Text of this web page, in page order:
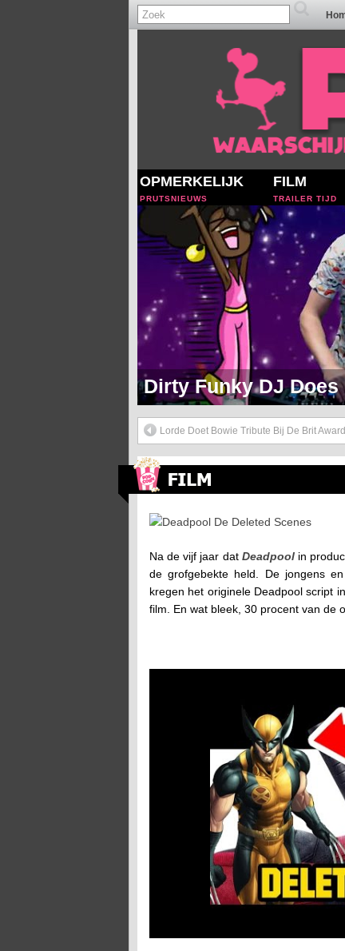
OPMERKELIJK
PRUTSNIEUWS
FILM
TRAILER TIJD
Markie Mark Doet
Lorde Doet Bowie Tribute Bij De Brit
Na de vijf jaar dat Deadpoolin
de grofgebekte held. De jongens
kregen het originele Deadpool script
film. En wat bleek, 30 procent van de